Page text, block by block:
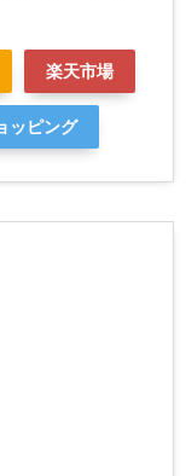
楽天市場
ッピング